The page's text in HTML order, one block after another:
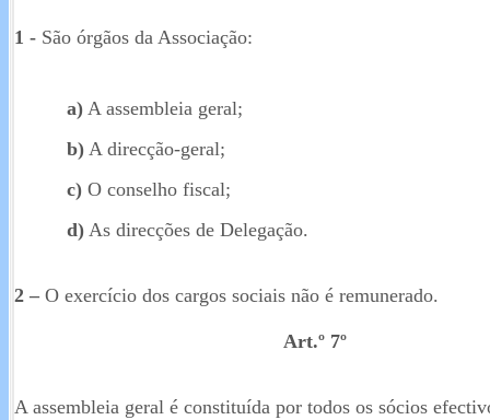
1 - São órgãos da Associação:
a) A assembleia geral;
b) A direcção-geral;
c) O conselho fiscal;
d) As direcções de Delegação.
2 – O exercício dos cargos sociais não é remunerado.
Art.º 7º
A assembleia geral é constituída por todos os sócios